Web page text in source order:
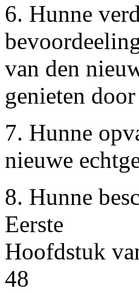
6. Hunne
van den
genieten
7. Hunne
nieuwe
8. Hunne
Eerste
Hoofdstuk
48